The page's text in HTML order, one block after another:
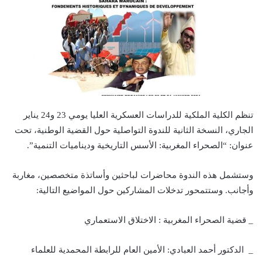
تنظم الكلية الملكية للدراسات العسكرية العليا يومي 23 و24 يناير
الجاري، النسخة الثانية للندوة التواصلية حول القضية الوطنية، تحت
عنوان: “الصحراء المغربية: الأسس التاريخية وديناميات التنمية”.
وستشمل هذه الندوة محاضرات لباحثين وأساتذة متخصصين، مغاربة
وأجانب. وستتمحور تدخلات المشاركين حول المواضيع التالية:
_ قضية الصحراء المغربية : الاختلاق الاستعماري
_ الدكتور أحمد العبادي: الأمين العام للرابطة المحمدية للعلماء